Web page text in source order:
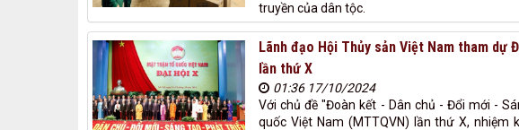
truyền của dân tộc.
Lãnh đạo Hội Thủy sản Việt Nam tham
lần thứ X
01:36 17/10/2024
Với chủ đề "Đoàn kết - Dân chủ - Đổi mới -
quốc Việt Nam (MTTQVN) lần thứ X,